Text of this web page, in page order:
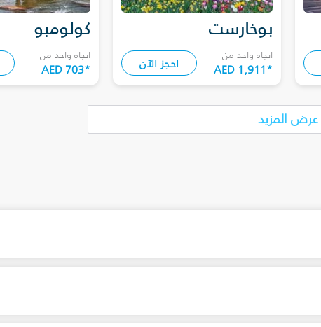
بوخارست
اتجاه واحد من
AED 1,911* احجز الآن
كولومبو
اتجاه واحد من
AED 703*
عرض المزيد